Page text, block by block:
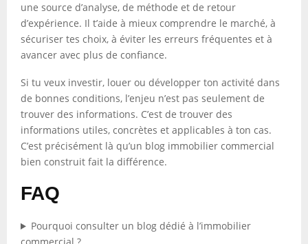
une source d’analyse, de méthode et de retour
d’expérience. Il t’aide à mieux comprendre le marché, à
sécuriser tes choix, à éviter les erreurs fréquentes et à
avancer avec plus de confiance.
Si tu veux investir, louer ou développer ton activité dans
de bonnes conditions, l’enjeu n’est pas seulement de
trouver des informations. C’est de trouver des
informations utiles, concrètes et applicables à ton cas.
C’est précisément là qu’un blog immobilier commercial
bien construit fait la différence.
FAQ
Pourquoi consulter un blog dédié à l’immobilier